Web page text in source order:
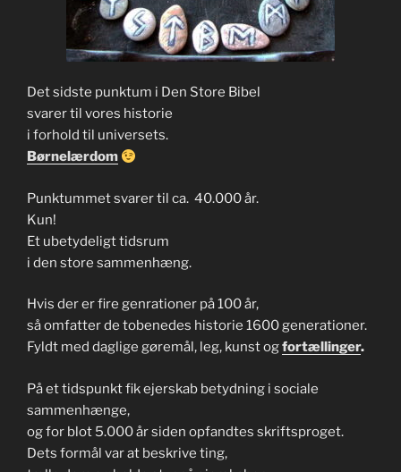
Det sidste punktum i Den Store Bibel
svarer til vores historie
i forhold til universets.
Børnelærdom
Punktummet svarer til ca. 40.000 år.
Kun!
Et ubetydeligt tidsrum
i den store sammenhæng.
Hvis der er fire genrationer på 100 år,
så omfatter de tobenedes historie 1600 generationer.
Fyldt med daglige gøremål, leg, kunst ogfortællinger.
På et tidspunkt fik ejerskab betydning i sociale
sammenhænge,
og for blot 5.000 år siden opfandtes skriftsproget.
Dets formål var at beskrive ting,